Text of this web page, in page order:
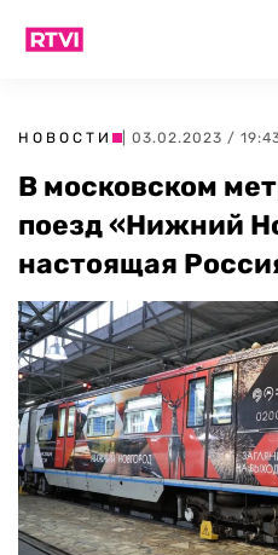
НОВОСТИ | 03.02.2023 /
В московском
поезд «Нижний
настоящая